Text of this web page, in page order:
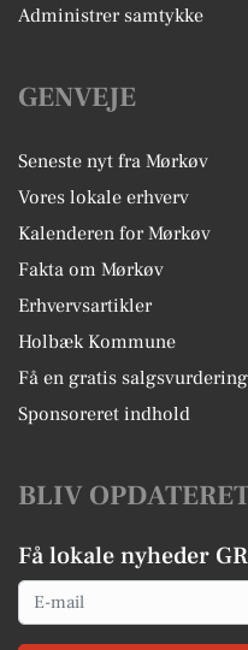
Administrer samtykke
GENVEJE
Seneste nyt fra Mørkøv
Vores lokale erhverv
Kalenderen for Mørkøv
Fakta om Mørkøv
Erhvervsartikler
Holbæk Kommune
Få en gratis salgsvurdering
Sponsoreret indhold
BLIV
Få lokale nyheder
Email